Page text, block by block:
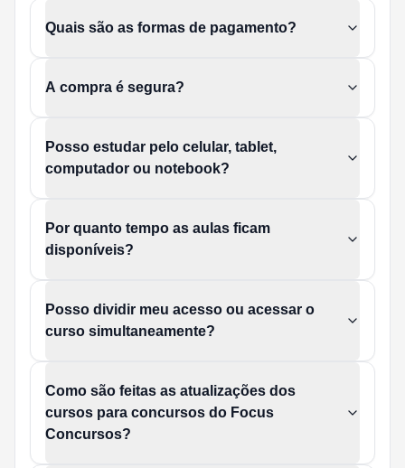
Quais são as formas de pagamento?
A compra é segura?
Posso estudar pelo celular, tablet,
computador ou notebook?
Por quanto tempo as aulas ficam
disponíveis?
Posso dividir meu acesso ou acessar o
curso simultaneamente?
Como são feitas as atualizações dos
cursos para concursos do Focus
Concursos?